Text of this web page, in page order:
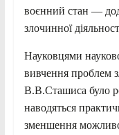
воєнний стан —
злочинної
Науковцями
вивчення проблем
В.В.Сташиса було
наводяться
зменшення